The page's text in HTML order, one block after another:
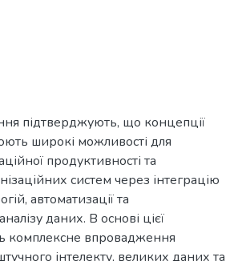
підтверджують, що концепції
широкі можливості для
продуктивності та
систем через інтеграцію
автоматизації та
даних. В основі цієї
комплексне впровадження
інтелекту, великих даних та